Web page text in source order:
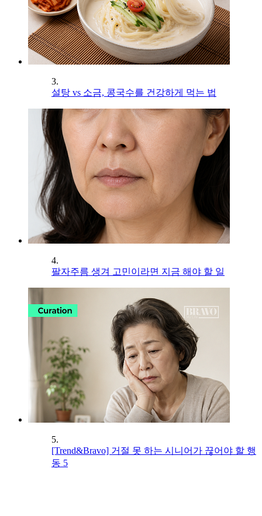
3.
설탕 vs 소금, 콩국수를 건강하게 먹는 법
4.
팔자주름 생겨 고민이라면 지금 해야 할 일
5.
[Trend&Bravo] 거절 못 하는 시니어가 끊어야 할 행
동 5